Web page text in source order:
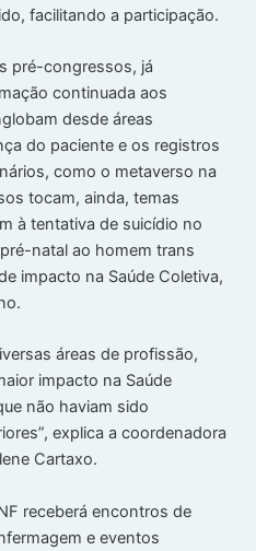
facilitando a participação.
pré-congressos, já
continuada aos
desde áreas
do paciente e os registros
como o metaverso na
tocam, ainda, temas
à tentativa de suicídio no
natal ao homem trans
impacto na Saúde Coletiva,
áreas de profissão,
impacto na Saúde
não haviam sido
explica a coordenadora
Cartaxo.
receberá encontros de
e eventos